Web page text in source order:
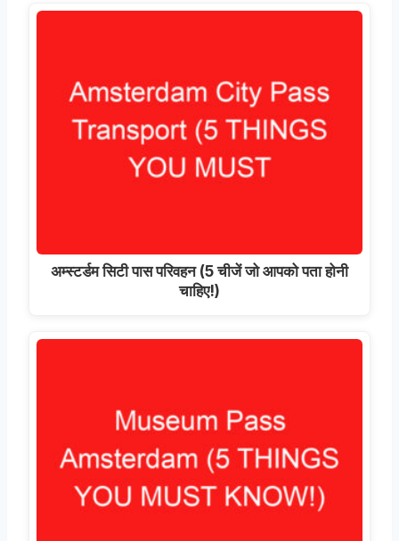
अम्स्टर्डम सिटी पास परिवहन (5 चीजें जो आपको पता होनी
चाहिए!)